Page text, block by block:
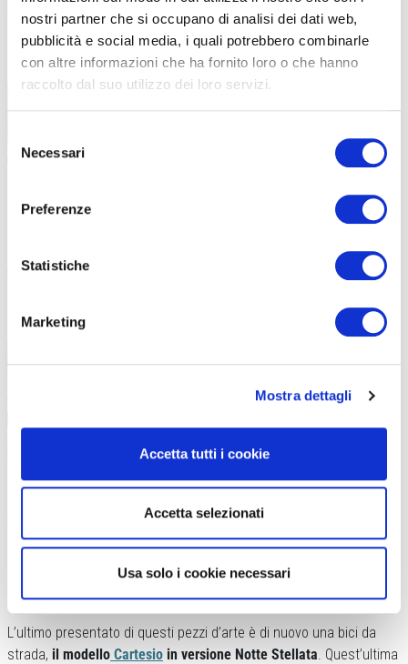
nostri partner che si occupano di analisi dei dati web,
pubblicità e social media, i quali potrebbero combinarle
con altre informazioni che ha fornito loro o che hanno
raccolto dal suo utilizzo dei loro servizi.
delNecessari
Preferenze
Statistiche
Marketing
Mostra dettagli
Accetta tutti i cookie
Accetta selezionati
Usa solo i cookie necessari
e carattere (quello che serve per darsi da fare tra gli sterrati).
L’ultima arrivata è la Cartesio modello Notte Stellata, un omaggio ad uno dei
dipinti più famosi al mondo
CARTESIO NOTTE STELLATA, SE VAN GOGH AVESSE LE RUOTE
L’ultimo presentato di questi pezzi d’arte è di nuovo una bici da
strada, il modello Cartesio in versione Notte Stellata. Quest’ultima